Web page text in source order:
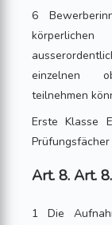
6
einzelnen
teilnehmen
Erste Klasse
Prüfungsfächer
Art. 8. Art. 8.
1 Die